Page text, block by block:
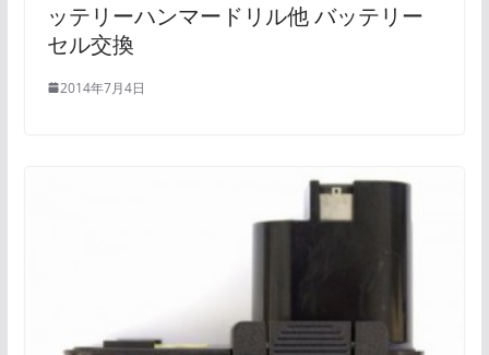
ッテリーハンマードリル他 バッテリー
セル交換
2014年7月4日